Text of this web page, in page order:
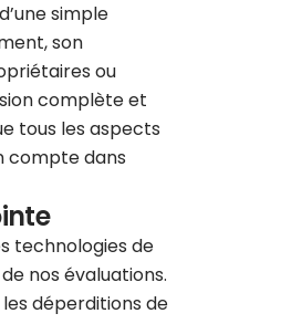
simple
son
ou
complète et
tous les aspects
compte dans
technologies de
nos évaluations.
déperditions de